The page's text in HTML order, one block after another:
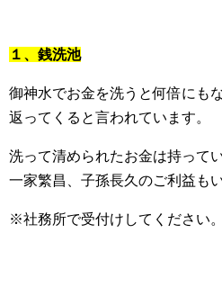
１、銭洗池
御神水でお金を洗うと何倍にも
返ってくると言われています。
洗って清められたお金は持って
一家繁昌、子孫長久のご利益も
※社務所で受付けしてください。